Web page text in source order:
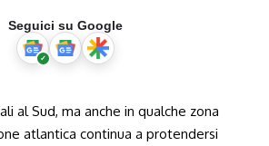
Seguici su Google